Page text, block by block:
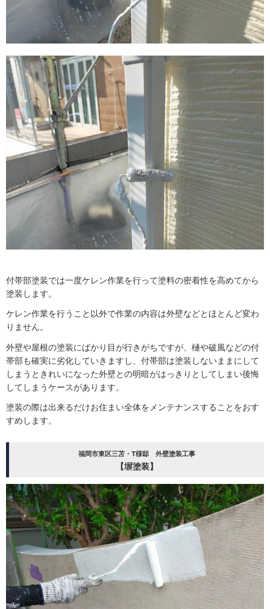
付帯部塗装では一度ケレン作業を行って塗料の密着性を高めてから
塗装します。
ケレン作業を行うこと以外で作業の内容は外壁などとほとんど変わ
りません。
外壁や屋根の塗装にばかり目が行きがちですが、樋や破風などの付
帯部も確実に劣化していきますし、付帯部は塗装しないままにして
しまうときれいになった外壁との明暗がはっきりとしてしまい後悔
してしまうケースがあります。
塗装の際は出来るだけお住まい全体をメンテナンスすることをおす
すめします。
福岡市東区三苫・T様邸 外壁塗装工事
【塀塗装】